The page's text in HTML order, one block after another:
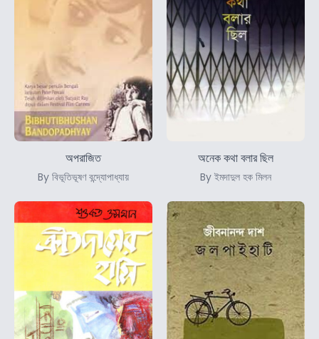
অপরাজিত
By বিভূতিভূষণ বন্দ্যোপাধ্যায়
অনেক কথা বলার ছিল
By ইমদাদুল হক মিলন